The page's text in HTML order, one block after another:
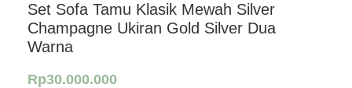
Set Sofa Tamu Klasik Mewah Silver
Champagne Ukiran Gold Silver Dua
Warna
Rp30.000.000